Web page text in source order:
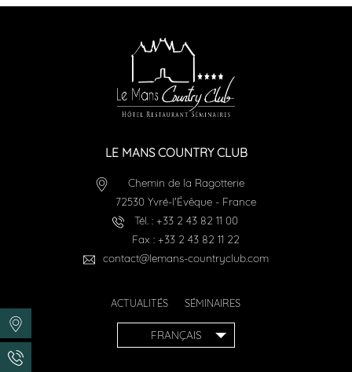
LE MANS COUNTRY CLUB
Chemin de la Ragotterie
72530 Yvré-l'Évêque - France
Tél. : +33 2 43 82 11 00
Fax : +33 2 43 82 11 22
contact@lemans-countryclub.com
ACTUALITÉS SÉMINAIRES
FRANÇAIS